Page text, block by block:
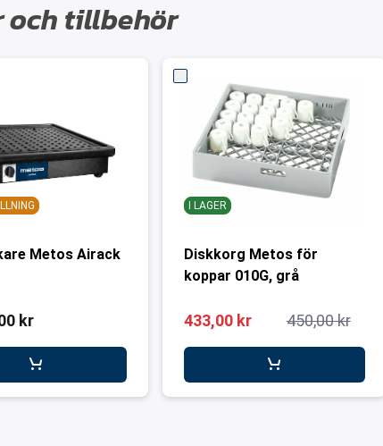
och tillbehör
Metos Airack
kr
I LAGER
Diskkorg Metos för
koppar 010G, grå
450,00 kr
433,00 kr